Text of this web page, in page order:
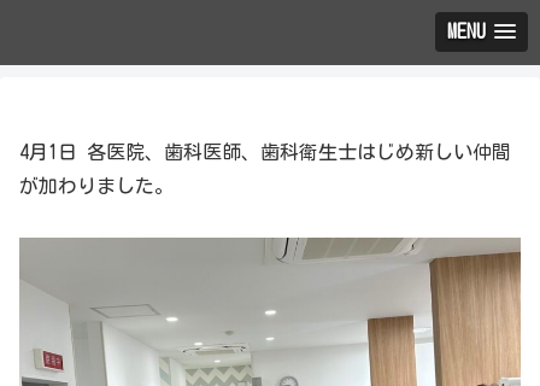
MENU
4月1日 各医院、歯科医師、歯科衛生士はじめ新しい仲間
が加わりました。